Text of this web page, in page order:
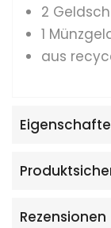
2
1
aus
Rezensionen